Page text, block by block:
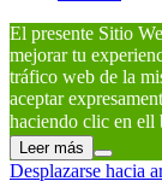
El presente Sitio
mejorar tu
tráfico web de la
aceptar
haciendo clic en ell
Leer más
Desplazarse hacia